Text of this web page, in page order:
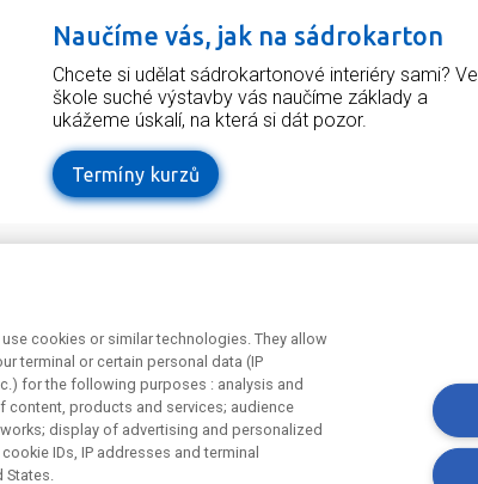
Naučíme vás, jak na sádrokarton
Chcete si udělat sádrokartonové interiéry sami? Ve
škole suché výstavby vás naučíme základy a
ukážeme úskalí, na která si dát pozor.
Termíny kurzů
v cookies or similar technologies. They allow
terminal or certain personal data (IP
for the following purposes : analysis and
products and services; audience
display of advertising and personalized
IDs, IP addresses and terminal
States.